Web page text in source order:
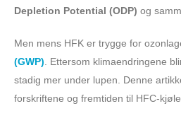
Depletion Potential (ODP) og
Men mens HFK er trygge for
(GWP) . Ettersom klimaendringene
stadig mer under lupen. Denne
forskriftene og fremtiden til HFC-